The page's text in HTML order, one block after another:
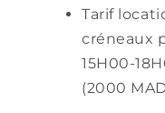
Tarif
créneaux
15H00-
(2000